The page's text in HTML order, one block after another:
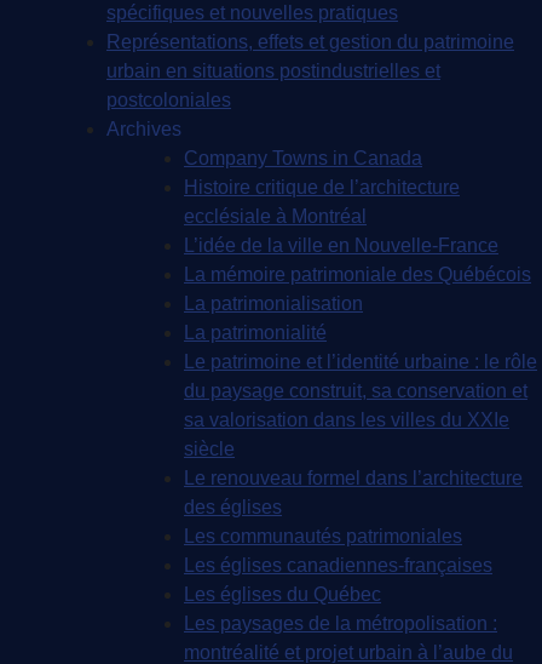
spécifiques et nouvelles pratiques
Représentations, effets et gestion du patrimoine
urbain en situations postindustrielles et
postcoloniales
Archives
Company Towns in Canada
Histoire critique de l’architecture
ecclésiale à Montréal
L’idée de la ville en Nouvelle-France
La mémoire patrimoniale des Québécois
La patrimonialisation
La patrimonialité
Le patrimoine et l’identité urbaine : le rôle
du paysage construit, sa conservation et
sa valorisation dans les villes du XXIe
siècle
Le renouveau formel dans l’architecture
des églises
Les communautés patrimoniales
Les églises canadiennes-françaises
Les églises du Québec
Les paysages de la métropolisation :
montréalité et projet urbain à l’aube du